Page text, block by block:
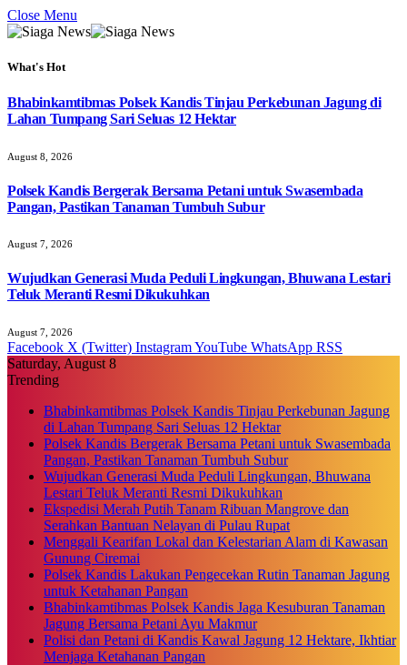
Close Menu
What's Hot
Bhabinkamtibmas Polsek Kandis Tinjau Perkebunan Jagung di
Lahan Tumpang Sari Seluas 12 Hektar
August 8, 2026
Polsek Kandis Bergerak Bersama Petani untuk Swasembada
Pangan, Pastikan Tanaman Tumbuh Subur
August 7, 2026
Wujudkan Generasi Muda Peduli Lingkungan, Bhuwana Lestari
Teluk Meranti Resmi Dikukuhkan
August 7, 2026
Facebook X (Twitter) InstagramYouTube WhatsApp RSS
Saturday, August 8
Trending
Bhabinkamtibmas Polsek Kandis Tinjau Perkebunan Jagung
di Lahan Tumpang Sari Seluas 12 Hektar
Polsek Kandis Bergerak Bersama Petani untuk Swasembada
Pangan, Pastikan Tanaman Tumbuh Subur
Wujudkan Generasi Muda Peduli Lingkungan, Bhuwana
Lestari Teluk Meranti Resmi Dikukuhkan
Ekspedisi Merah Putih Tanam Ribuan Mangrove dan
Serahkan Bantuan Nelayan di Pulau Rupat
Menggali Kearifan Lokal dan Kelestarian Alam di Kawasan
Gunung Ciremai
Polsek Kandis Lakukan Pengecekan Rutin Tanaman Jagung
untuk Ketahanan Pangan
Bhabinkamtibmas Polsek Kandis Jaga Kesuburan Tanaman
Jagung Bersama Petani Ayu Makmur
Polisi dan Petani di Kandis Kawal Jagung 12 Hektare, Ikhtiar
Menjaga Ketahanan Pangan